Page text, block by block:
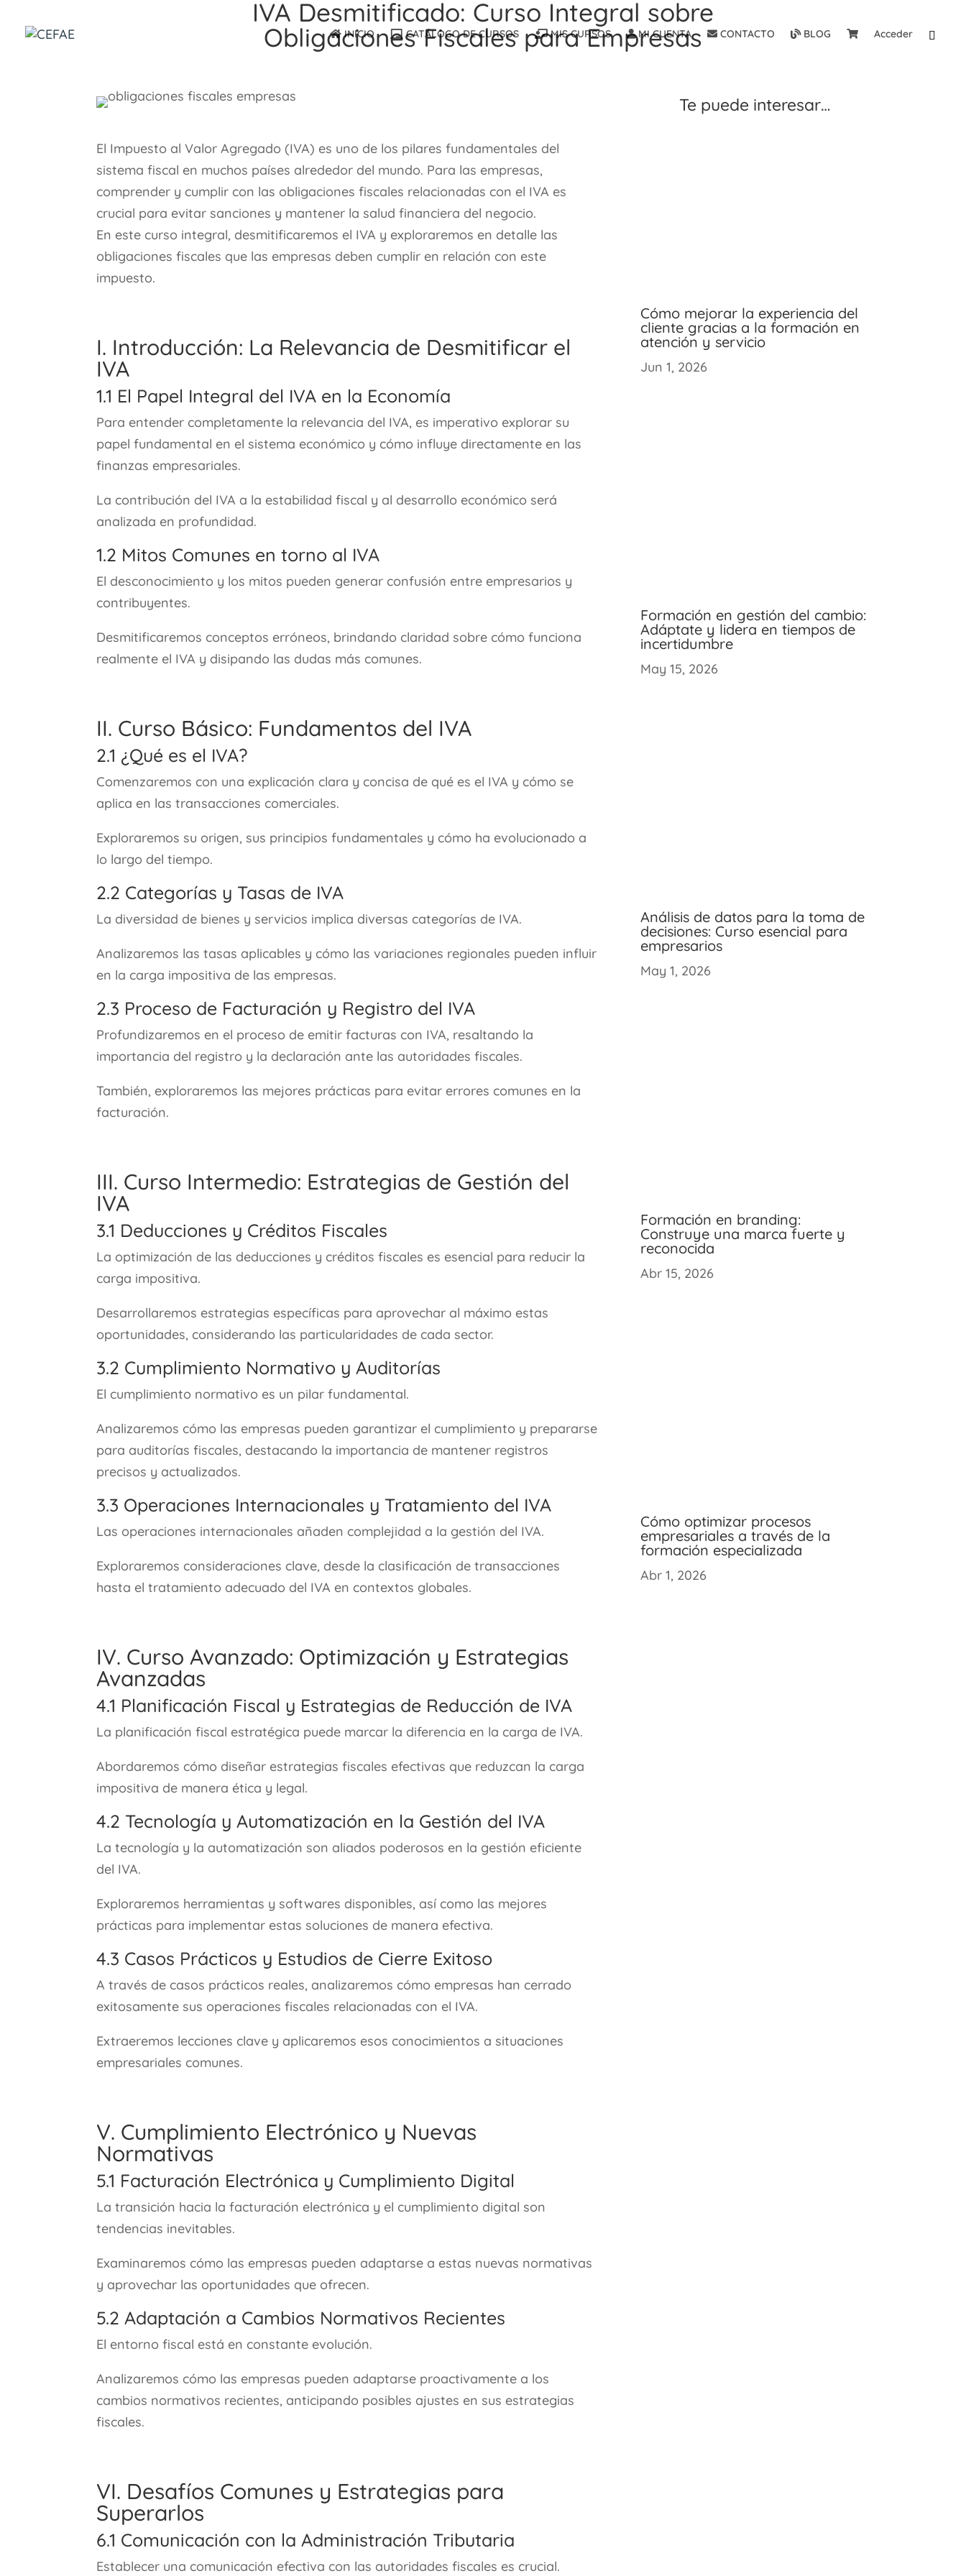
INICIO CATÁLOGO DE CURSOS MIS CURSOS MI CUENTA CONTACTO BLOG Acceder
IVA Desmitificado: Curso Integral sobre
Obligaciones Fiscales para Empresas
El Impuesto al Valor Agregado (IVA) es uno de los pilares fundamentales del
sistema fiscal en muchos países alrededor del mundo. Para las empresas,
comprender y cumplir con las obligaciones fiscales relacionadas con el IVA es
crucial para evitar sanciones y mantener la salud financiera del negocio.
En este curso integral, desmitificaremos el IVA y exploraremos en detalle las
obligaciones fiscales que las empresas deben cumplir en relación con este
impuesto.
I. Introducción: La Relevancia de Desmitificar el
IVA
1.1 El Papel Integral del IVA en la Economía
Para entender completamente la relevancia del IVA, es imperativo explorar su
papel fundamental en el sistema económico y cómo influye directamente en las
finanzas empresariales.
La contribución del IVA a la estabilidad fiscal y al desarrollo económico será
analizada en profundidad.
1.2 Mitos Comunes en torno al IVA
El desconocimiento y los mitos pueden generar confusión entre empresarios y
contribuyentes.
Desmitificaremos conceptos erróneos, brindando claridad sobre cómo funciona
realmente el IVA y disipando las dudas más comunes.
II. Curso Básico: Fundamentos del IVA
2.1 ¿Qué es el IVA?
Comenzaremos con una explicación clara y concisa de qué es el IVA y cómo se
aplica en las transacciones comerciales.
Exploraremos su origen, sus principios fundamentales y cómo ha evolucionado a
lo largo del tiempo.
2.2 Categorías y Tasas de IVA
La diversidad de bienes y servicios implica diversas categorías de IVA.
Analizaremos las tasas aplicables y cómo las variaciones regionales pueden influir
en la carga impositiva de las empresas.
2.3 Proceso de Facturación y Registro del IVA
Profundizaremos en el proceso de emitir facturas con IVA, resaltando la
importancia del registro y la declaración ante las autoridades fiscales.
También, exploraremos las mejores prácticas para evitar errores comunes en la
facturación.
III. Curso Intermedio: Estrategias de Gestión del
IVA
3.1 Deducciones y Créditos Fiscales
La optimización de las deducciones y créditos fiscales es esencial para reducir la
carga impositiva.
Desarrollaremos estrategias específicas para aprovechar al máximo estas
oportunidades, considerando las particularidades de cada sector.
3.2 Cumplimiento Normativo y Auditorías
El cumplimiento normativo es un pilar fundamental.
Analizaremos cómo las empresas pueden garantizar el cumplimiento y prepararse
para auditorías fiscales, destacando la importancia de mantener registros
precisos y actualizados.
3.3 Operaciones Internacionales y Tratamiento del IVA
Las operaciones internacionales añaden complejidad a la gestión del IVA.
Exploraremos consideraciones clave, desde la clasificación de transacciones
hasta el tratamiento adecuado del IVA en contextos globales.
IV. Curso Avanzado: Optimización y Estrategias
Avanzadas
4.1 Planificación Fiscal y Estrategias de Reducción de IVA
La planificación fiscal estratégica puede marcar la diferencia en la carga de IVA.
Abordaremos cómo diseñar estrategias fiscales efectivas que reduzcan la carga
impositiva de manera ética y legal.
4.2 Tecnología y Automatización en la Gestión del IVA
La tecnología y la automatización son aliados poderosos en la gestión eficiente
del IVA.
Exploraremos herramientas y softwares disponibles, así como las mejores
prácticas para implementar estas soluciones de manera efectiva.
4.3 Casos Prácticos y Estudios de Cierre Exitoso
A través de casos prácticos reales, analizaremos cómo empresas han cerrado
exitosamente sus operaciones fiscales relacionadas con el IVA.
Extraeremos lecciones clave y aplicaremos esos conocimientos a situaciones
empresariales comunes.
V. Cumplimiento Electrónico y Nuevas
Normativas
5.1 Facturación Electrónica y Cumplimiento Digital
La transición hacia la facturación electrónica y el cumplimiento digital son
tendencias inevitables.
Examinaremos cómo las empresas pueden adaptarse a estas nuevas normativas
y aprovechar las oportunidades que ofrecen.
5.2 Adaptación a Cambios Normativos Recientes
El entorno fiscal está en constante evolución.
Analizaremos cómo las empresas pueden adaptarse proactivamente a los
cambios normativos recientes, anticipando posibles ajustes en sus estrategias
fiscales.
VI. Desafíos Comunes y Estrategias para
Superarlos
6.1 Comunicación con la Administración Tributaria
Establecer una comunicación efectiva con las autoridades fiscales es crucial.
Te puede interesar…
Cómo mejorar la experiencia del
cliente gracias a la formación en
atención y servicio
Jun 1, 2026
Formación en gestión del cambio:
Adáptate y lidera en tiempos de
incertidumbre
May 15, 2026
Análisis de datos para la toma de
decisiones: Curso esencial para
empresarios
May 1, 2026
Formación en branding:
Construye una marca fuerte y
reconocida
Abr 15, 2026
Cómo optimizar procesos
empresariales a través de la
formación especializada
Abr 1, 2026